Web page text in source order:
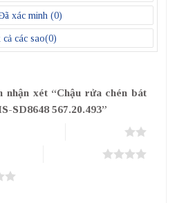
xác minh (0)
cả các sao(0)
nhận xét “Chậu rửa chén bát
SD8648 567.20.493”